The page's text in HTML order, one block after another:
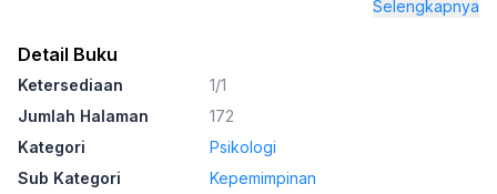
Selengkapnya
Detail Buku
Ketersediaan
1/1
Jumlah Halaman
172
Kategori
Psikologi
Sub Kategori
Kepemimpinan